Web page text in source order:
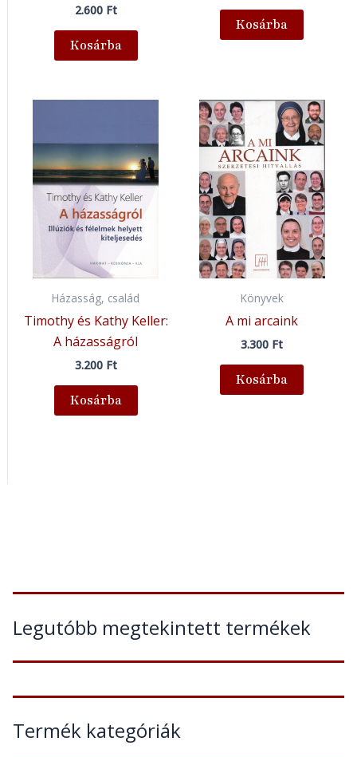
Legutóbb megtekintett termékek
Termék kategóriák
2.600 Ft
Kosárba
Kosárba
Házasság, család
Timothy és Kathy Keller:
A házasságról
3.200 Ft
Kosárba
Könyvek
A mi arcaink
3.300 Ft
Kosárba